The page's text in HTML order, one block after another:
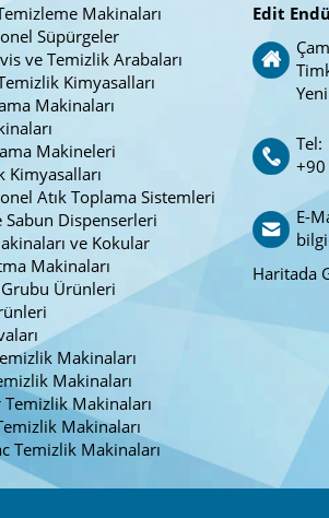
Makinaları
Süpürgeler
ve Temizlik Arabaları
Kimyasalları
Makinaları
Makineleri
Kimyasalları
Atık Toplama Sistemleri
Sabun Dispenserleri
ve Kokular
Makinaları
Ürünleri
Makinaları
Makinaları
Temizlik Makinaları
Makinaları
Temizlik Makinaları
Edit
Tel:
E-
Haritada